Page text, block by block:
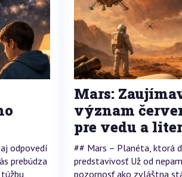
odpovedí
prebúdza
Mars:
význam
pre vedu a
## Mars – Planéta, ktorá
predstavivosť Už od
pozornosť ako zvláštna